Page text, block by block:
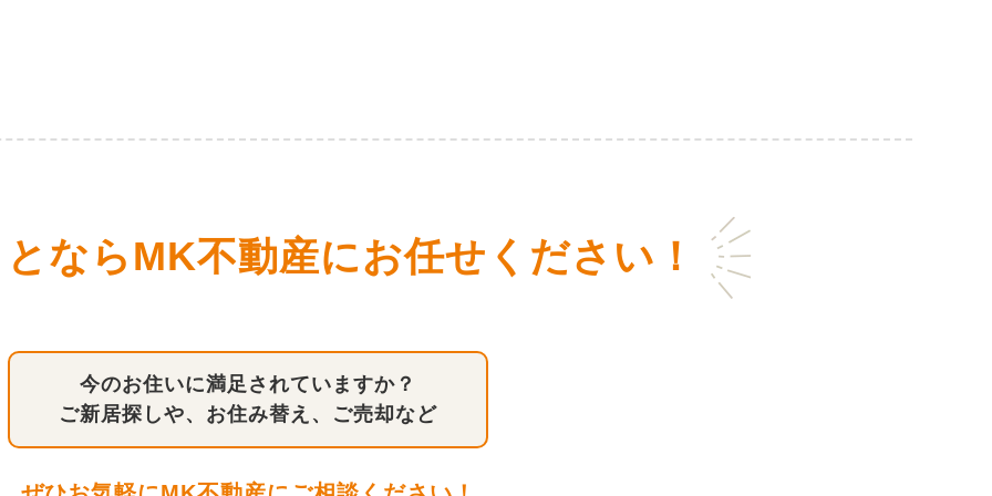
ならMK不動産にお任せください！
今のお住いに満足されていますか？
ご新居探しや、お住み替え、ご売却など